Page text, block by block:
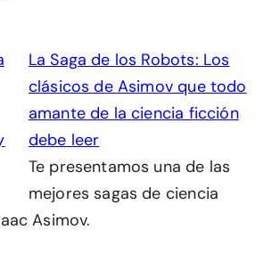
La Saga de los Robots: Los
clásicos de Asimov que todo
amante de la ciencia ficción
debe leer
Te presentamos una de las
mejores sagas de ciencia
Asimov.